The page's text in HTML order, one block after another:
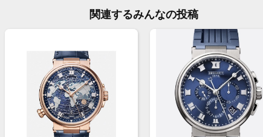
関連するみんなの投稿